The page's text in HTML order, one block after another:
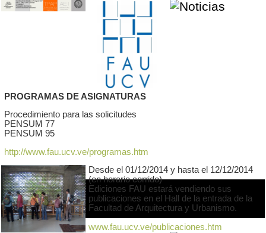
PROGRAMAS DE ASIGNATURAS
Procedimiento para las solicitudes
PENSUM 77
PENSUM 95
http://www.fau.ucv.ve/programas.htm
Desde el 01/12/2014 y hasta el 12/12/2014
(en horario corrido)
Ediciones FAU estará vendiendo sus
publicaciones en el Hall de la entrada de la
Facultad de Arquitectura y Urbanismo.
www.fau.ucv.ve/publicaciones.htm